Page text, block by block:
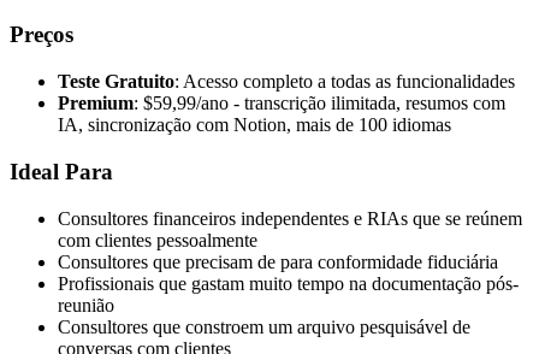
Preços
Teste Gratuito: Acesso completo a todas as funcionalidades
Premium: $59,99/ano - transcrição ilimitada, resumos com
IA, sincronização com Notion, mais de 100 idiomas
Ideal Para
Consultores financeiros independentes e RIAs que se reúnem
com clientes pessoalmente
Consultores que precisam de para conformidade fiduciária
Profissionais que gastam muito tempo na documentação pós-
reunião
Consultores que constroem um arquivo pesquisável de
conversas com clientes